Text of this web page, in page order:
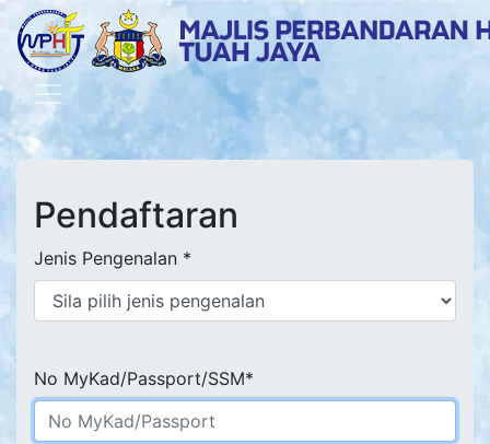
Pendaftaran
Jenis Pengenalan *
No MyKad/Passport/SSM*